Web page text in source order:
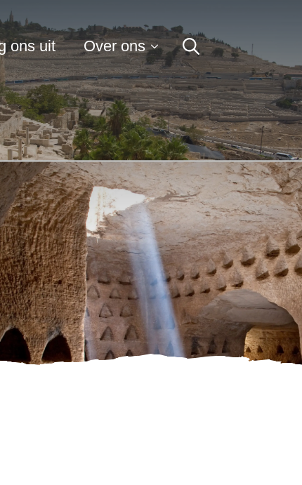
ons uit Over ons
Search
for: